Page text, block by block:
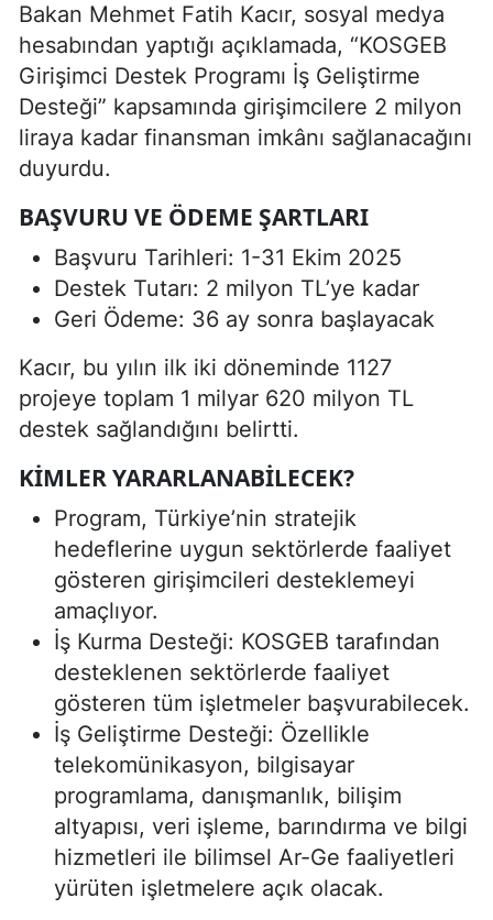
Bakan Mehmet Fatih Kacır, sosyal medya
hesabından yaptığı açıklamada, “KOSGEB
Girişimci Destek Programı İş Geliştirme
Desteği” kapsamında girişimcilere 2 milyon
liraya kadar finansman imkânı sağlanacağını
duyurdu.
BAŞVURU VE ÖDEME ŞARTLARI
Başvuru Tarihleri: 1-31 Ekim 2025
Destek Tutarı: 2 milyon TL’ye kadar
Geri Ödeme: 36 ay sonra başlayacak
Kacır, bu yılın ilk iki döneminde 1127
projeye toplam 1 milyar 620 milyon TL
destek sağlandığını belirtti.
KIMLER YARARLANABILECEK?
Program, Türkiye’nin stratejik
hedeflerine uygun sektörlerde faaliyet
gösteren girişimcileri desteklemeyi
amaçlıyor.
İş Kurma Desteği: KOSGEB tarafından
desteklenen sektörlerde faaliyet
gösteren tüm işletmeler başvurabilecek.
İş Geliştirme Desteği: Özellikle
telekomünikasyon, bilgisayar
programlama, danışmanlık, bilişim
altyapısı, veri işleme, barındırma ve bilgi
hizmetleri ile bilimsel Ar-Ge faaliyetleri
yürüten işletmelere açık olacak.